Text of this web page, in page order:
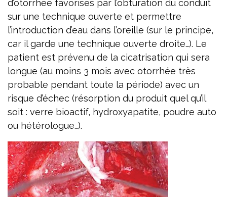
d’otorrhée favorisés par l’obturation du conduit
sur une technique ouverte et permettre
l’introduction d’eau dans l’oreille (sur le principe,
car il garde une technique ouverte droite…). Le
patient est prévenu de la cicatrisation qui sera
longue (au moins 3 mois avec otorrhée très
probable pendant toute la période) avec un
risque d’échec (résorption du produit quel qu’il
soit : verre bioactif, hydroxyapatite, poudre auto
ou hétérologue…).